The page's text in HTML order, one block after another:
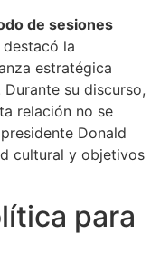
de sesiones
la
estratégica
su discurso,
relación no se
Donald
cultural y objetivos
para